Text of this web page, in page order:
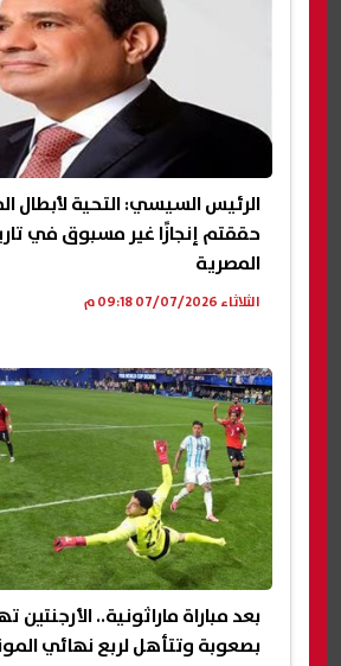
الرئيس السيسي: التحية لأبطال
حققتم إنجازًا غير مسبوق في
المصرية
الثلاثاء 07/07/2026 09:18 م
بعد مباراة ماراثونية.. الأرجنتين
بصعوبة وتتأهل لربع نهائي